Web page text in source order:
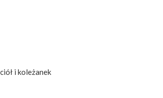
i koleżanek